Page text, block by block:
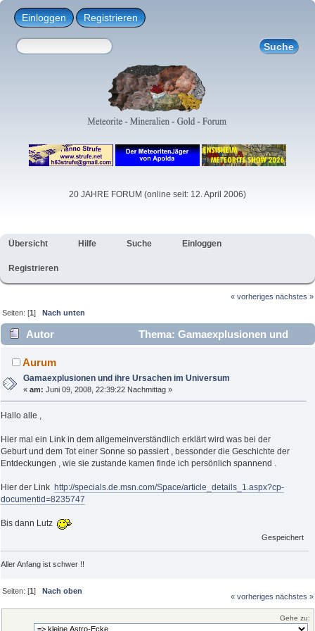
Einloggen Registrieren
20 JAHRE FORUM (online seit: 12. April 2006)
Übersicht Hilfe Suche Einloggen
Registrieren
« vorheriges nächstes »
Seiten: [1]Nach unten
Autor
Thema: Gamaexplusionen und
ihre Ursachen im Universum (Gelesen 2556 mal)
Aurum
Gamaexplusionen und ihre Ursachen im Universum
«am: Juni 09, 2008, 22:39:22 Nachmittag »
Hallo alle ,
Hier mal ein Link in dem allgemeinverständlich erklärt wird was bei der
Geburt und dem Tot einer Sonne so passiert , bessonder die Geschichte der
Entdeckungen , wie sie zustande kamen finde ich persönlich spannend .
Hier der Link http://specials.de.msn.com/Space/article_details_1.aspx?cp-
documentid=8235747
Bis dann Lutz
Gespeichert
Aller Anfang ist schwer !!
Seiten: [1]Nach oben
« vorheriges nächstes »
Gehe zu: